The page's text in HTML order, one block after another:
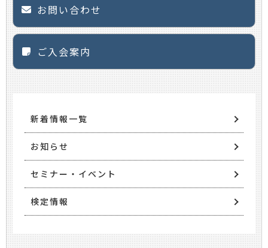
お問い合わせ
ご入会案内
新着情報一覧
お知らせ
セミナー・イベント
検定情報